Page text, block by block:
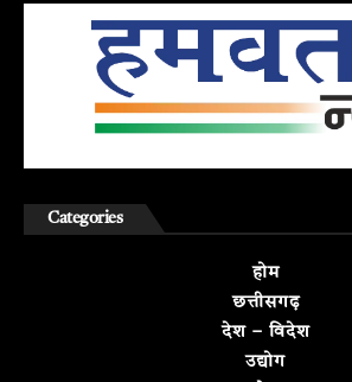
Categories
होम
छत्तीसगढ़
देश – विदेश
उद्योग